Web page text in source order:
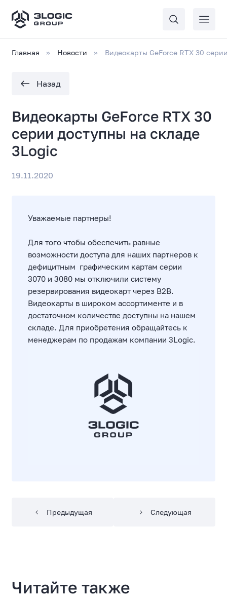
Главная Новости Видеокарты GeForce RTX 30
Назад
Видеокарты GeForce RTX 30
серии доступны на складе
3Logic
19.11.2020
Уважаемые партнеры!
Для того чтобы обеспечить равные
возможности доступа для наших партнеров к
дефицитным графическим картам серии
3070 и 3080 мы отключили систему
резервирования видеокарт через B2B.
Видеокарты в широком ассортименте и в
достаточном количестве доступны на нашем
складе. Для приобретения обращайтесь к
менеджерам по продажам компании 3Logic.
Предыдущая Следующая
Читайте также